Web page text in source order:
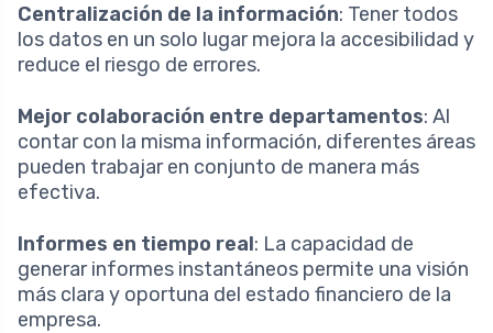
Centralización de la información: Tener todos
los datos en un solo lugar mejora la accesibilidad y
reduce el riesgo de errores.
Mejor colaboración entre departamentos: Al
contar con la misma información, diferentes áreas
pueden trabajar en conjunto de manera más
efectiva.
Informes en tiempo real: La capacidad de
generar informes instantáneos permite una visión
más clara y oportuna del estado financiero de la
empresa.